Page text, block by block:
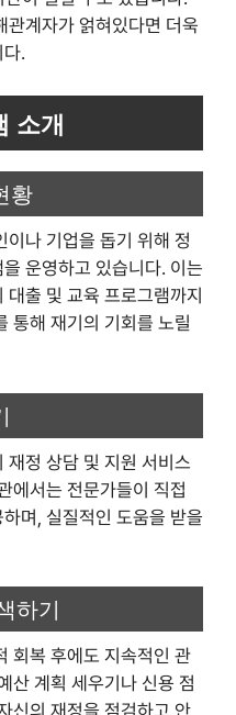
관계자가 얽혀있다면 더욱
.
소개
황
이나 기업을 돕기 위해 정
운영하고 있습니다. 이는
출 및 교육 프로그램까지
통해 재기의 기회를 노릴
재정 상담 및 지원 서비스
에서는 전문가들이 직접
며, 실질적인 도움을 받을
하기
회복 후에도 지속적인 관
산 계획 세우기나 신용 점
신의 재정을 점검하고 안